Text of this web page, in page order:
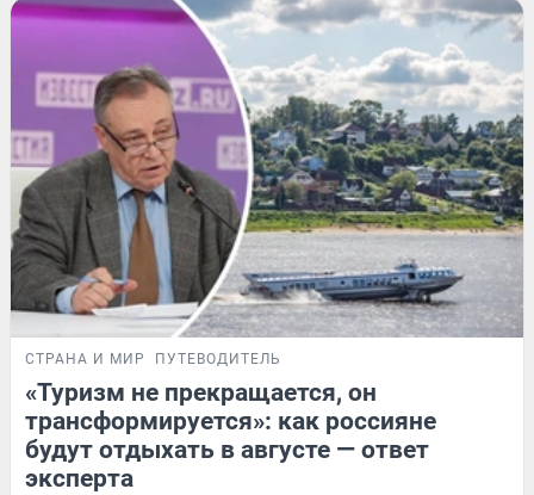
СТРАНА И МИР ПУТЕВОДИТЕЛЬ
«Туризм не прекращается, он
трансформируется»: как россияне
будут отдыхать в августе — ответ
эксперта